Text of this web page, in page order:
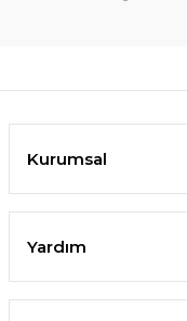
Kurumsal
Yardım